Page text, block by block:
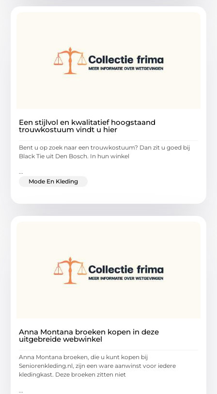
Een stijlvol en kwalitatief hoogstaand
trouwkostuum vindt u hier
Bent u op zoek naar een trouwkostuum? Dan zit u goed bij
Black Tie uit Den Bosch. In hun winkel
...
Mode En Kleding
Anna Montana broeken kopen in deze
uitgebreide webwinkel
Anna Montana broeken, die u kunt kopen bij
Seniorenkleding.nl, zijn een ware aanwinst voor iedere
kledingkast. Deze broeken zitten niet